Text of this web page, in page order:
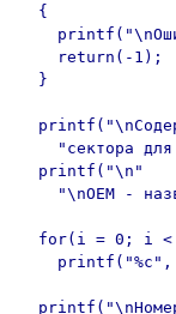
  {
    return(-1);
  }
"сектора
  printf("\n"
"\nOEM -
for(i = 0; i <